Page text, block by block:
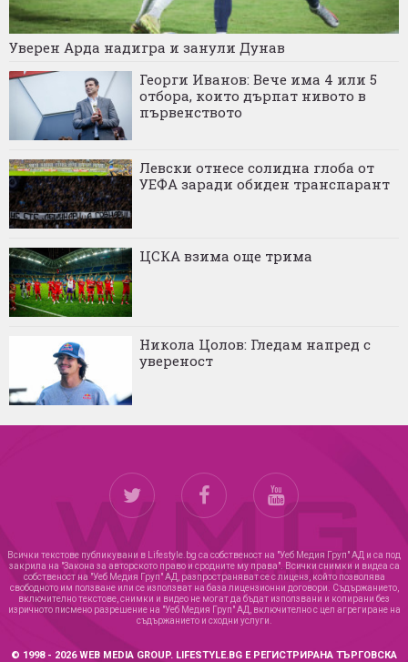
Уверен Арда надигра и занули Дунав
Георги Иванов: Вече има 4 или 5
отбора, които дърпат нивото в
първенството
Левски отнесе солидна глоба от
УЕФА заради обиден транспарант
ЦСКА взима още трима
Никола Цолов: Гледам напред с
увереност
Всички текстове публикувани в Lifestyle.bg са собственост на "Уеб Медия Груп" АД и са под
закрила на "Закона за авторското право и сродните му права". Всички снимки и видеа са
собственост на "Уеб Медия Груп" АД, разпространяват се с лиценз, който позволява
свободното им ползване или се използват на база лицензионни договори. Съдържанието,
включително текстове, снимки и видео не могат да бъдат използвани и копирани без
изричното писмено разрешение на "Уеб Медия Груп" АД, включително с цел агрегиране на
съдържанието и сходни услуги.
© 1998 - 2026 WEB MEDIA GROUP. LIFESTYLE.BG Е РЕГИСТРИРАНА ТЪРГОВСКА